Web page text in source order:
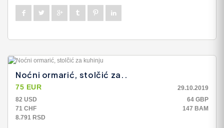
Noćni ormarić, stolčić za..
75 EUR
29.10.2019
82 USD
64 GBP
71 CHF
147 BAM
8.791 RSD